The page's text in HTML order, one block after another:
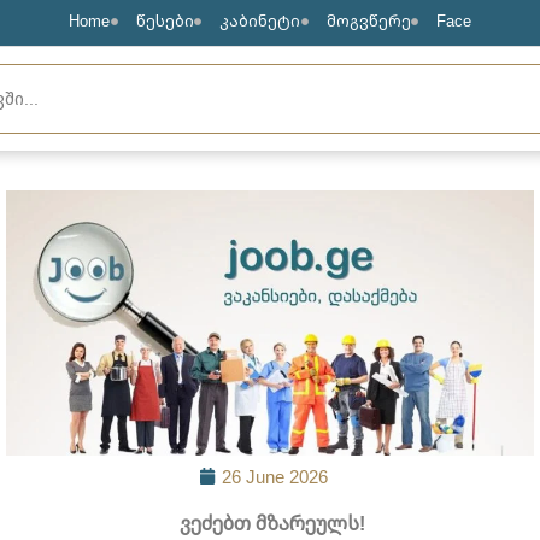
Home წესები კაბინეტი მოგვწერე Face
26 June 2026
​ ვეძებთ მზარეულს!